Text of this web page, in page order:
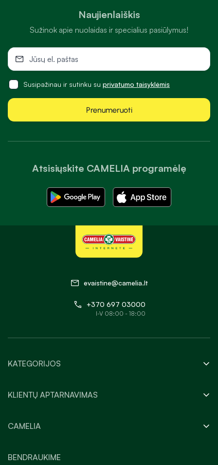
Atsisiųskite CAMELIA programėlę
Naujienlaiškis
Sužinok apie nuolaidas ir specialius pasiūlymus!
Susipažinau ir sutinku su privatumo taisyklėmis
Prenumeruoti
evaistine@camelia.lt
+370 697 03000
I-V 08:00 - 18:00
KATEGORIJOS
KLIENTŲ APTARNAVIMAS
CAMELIA
BENDRAUKIME